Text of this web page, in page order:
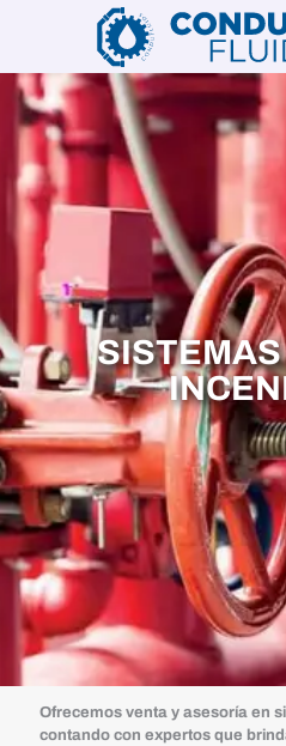
Ofrecemos venta y asesoría en
contando con expertos que